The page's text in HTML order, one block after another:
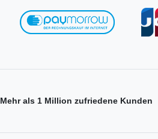
Mehr als 1 Million zufriedene Kunden